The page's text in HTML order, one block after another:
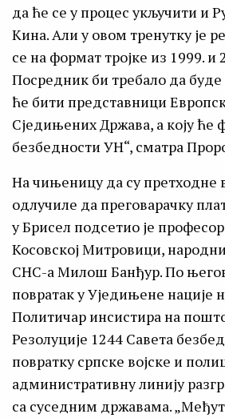
да ће се у процес укључити и
Кина. Али у овом тренутку је
се на формат тројке из 1999. и
Посредник би требало да буде
ће бити представници
Сједињених Држава, а коју ће
безбедности УН“, сматра
На чињеницу да су претходне
одлучиле да преговарачку
у Брисел подсетио је
Косовској Митровици,
СНС-а Милош Банђур. По
повратак у Уједињене нације
Политичар инсистира на
Резолуције 1244 Савета
повратку српске војске и
административну линију
са суседним државама.